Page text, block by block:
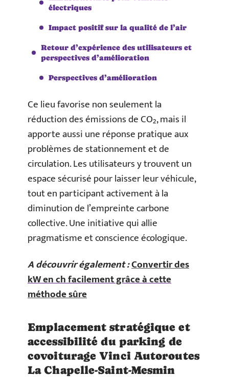
électriques
Impact positif sur la qualité de l’air
Retour d’expérience des utilisateurs et
perspectives d’amélioration
Perspectives d’amélioration
Ce lieu favorise non seulement la
réduction des émissions de CO₂, mais il
apporte aussi une réponse pratique aux
problèmes de stationnement et de
circulation. Les utilisateurs y trouvent un
espace sécurisé pour laisser leur véhicule,
tout en participant activement à la
diminution de l’empreinte carbone
collective. Une initiative qui allie
pragmatisme et conscience écologique.
A découvrir également :Convertir des
kW en ch facilement grâce à cette
méthode sûre
Emplacement stratégique et
accessibilité du parking de
covoiturage Vinci Autoroutes
La Chapelle-Saint-Mesmin